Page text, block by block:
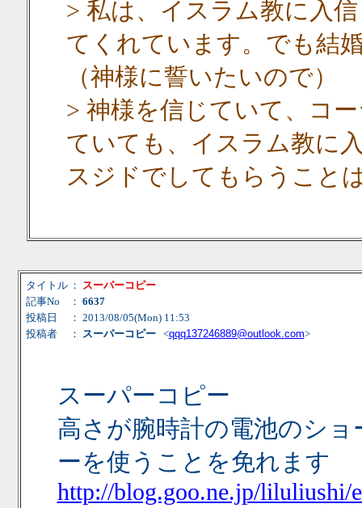
> 私は、イスラム教に入
てくれています。でも結
（神様に誓いたいので）
> 神様を信じていて、コ
ていても、イスラム教に
スジドでしてもらうこと
タイトル ： スーパーコピー
記事No
： 6637
投稿日
： 2013/08/05(Mon) 11:53
投稿者
： スーパーコピー<qqq137246889@outlook.com>
スーパーコピー
高さが腕時計の電池のシ
ーを使うことを免れます
http://blog.goo.ne.jp/liluliushi/